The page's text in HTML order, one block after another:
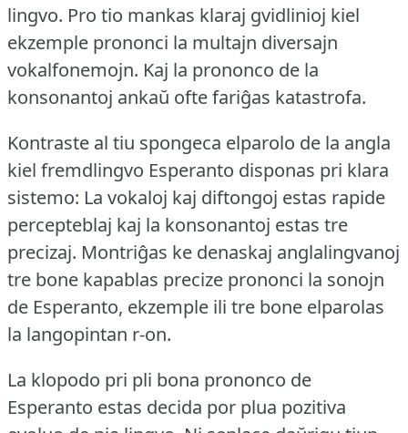
lingvo. Pro tio mankas klaraj gvidlinioj kiel
ekzemple prononci la multajn diversajn
vokalfonemojn. Kaj la prononco de la
konsonantoj ankaŭ ofte fariĝas katastrofa.
Kontraste al tiu spongeca elparolo de la angla
kiel fremdlingvo Esperanto disponas pri klara
sistemo: La vokaloj kaj diftongoj estas rapide
percepteblaj kaj la konsonantoj estas tre
precizaj. Montriĝas ke denaskaj anglalingvanoj
tre bone kapablas precize prononci la sonojn
de Esperanto, ekzemple ili tre bone elparolas
la langopintan r-on.
La klopodo pri pli bona prononco de
Esperanto estas decida por plua pozitiva